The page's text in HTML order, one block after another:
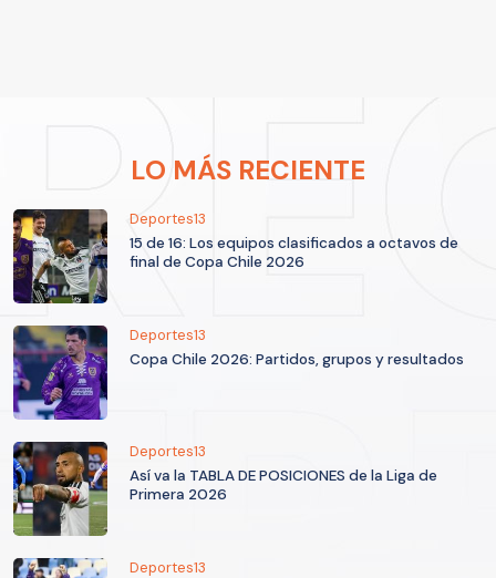
LO MÁS RECIENTE
Deportes13
15 de 16: Los equipos clasificados a octavos de
final de Copa Chile 2026
Deportes13
Copa Chile 2026: Partidos, grupos y resultados
Deportes13
Así va la TABLA DE POSICIONES de la Liga de
Primera 2026
Deportes13